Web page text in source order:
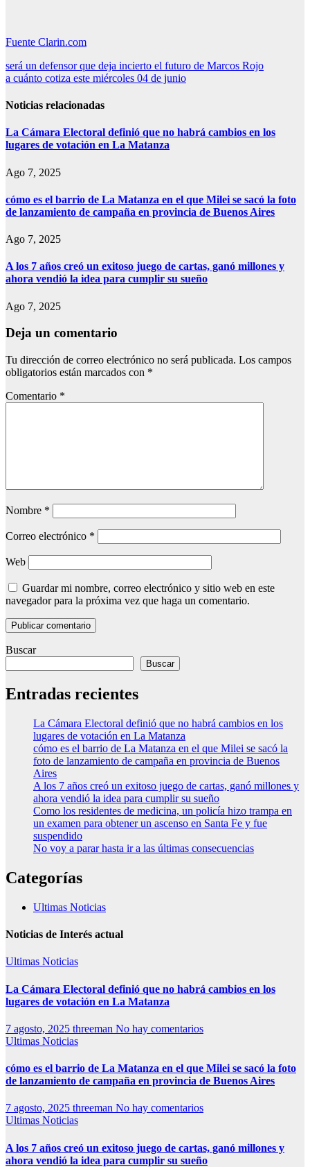
Fuente Clarin.com
Navegación
de
entradas
será un defensor que deja incierto el futuro de Marcos Rojo
a cuánto cotiza este miércoles 04 de junio
Noticias relacionadas
La Cámara Electoral definió que no habrá cambios en los
lugares de votación en La Matanza
Ago 7, 2025
cómo es el barrio de La Matanza en el que Milei se sacó la foto
de lanzamiento de campaña en provincia de Buenos Aires
Ago 7, 2025
A los 7 años creó un exitoso juego de cartas, ganó millones y
ahora vendió la idea para cumplir su sueño
Ago 7, 2025
Deja un comentario
Tu dirección de correo electrónico no será publicada. Los campos
obligatorios están marcados con *
Comentario *
Nombre *
Correo electrónico *
Web
Guardar mi nombre, correo electrónico y sitio web en este
navegador para la próxima vez que haga un comentario.
Buscar
Buscar
Entradas recientes
La Cámara Electoral definió que no habrá cambios en los
lugares de votación en La Matanza
cómo es el barrio de La Matanza en el que Milei se sacó la
foto de lanzamiento de campaña en provincia de Buenos
Aires
A los 7 años creó un exitoso juego de cartas, ganó millones y
ahora vendió la idea para cumplir su sueño
Como los residentes de medicina, un policía hizo trampa en
un examen para obtener un ascenso en Santa Fe y fue
suspendido
No voy a parar hasta ir a las últimas consecuencias
Categorías
Ultimas Noticias
Noticias de Interés actual
Ultimas Noticias
La Cámara Electoral definió que no habrá cambios en los
lugares de votación en La Matanza
7 agosto, 2025 threeman No hay comentarios
Ultimas Noticias
cómo es el barrio de La Matanza en el que Milei se sacó la foto
de lanzamiento de campaña en provincia de Buenos Aires
7 agosto, 2025 threeman No hay comentarios
Ultimas Noticias
A los 7 años creó un exitoso juego de cartas, ganó millones y
ahora vendió la idea para cumplir su sueño